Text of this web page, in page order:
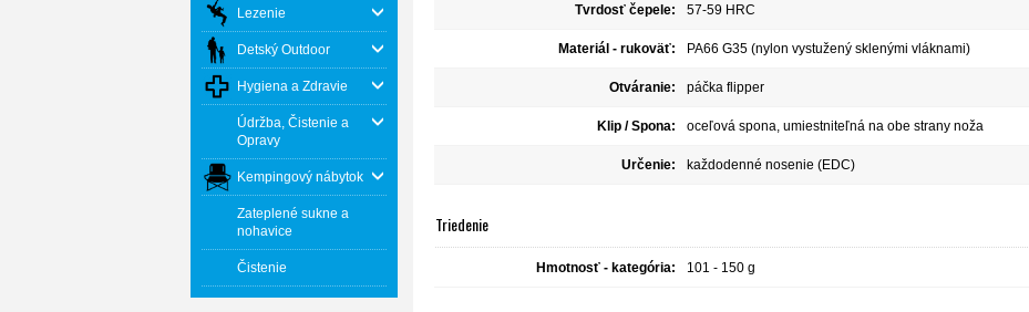
Lezenie
Detský Outdoor
Hygiena a Zdravie
Údržba, Čistenie a
Opravy
Kempingový nábytok
Zateplené sukne a
nohavice
Čistenie
Tvrdosť čepele: 57-59 HRC
Materiál - rukoväť: PA66 G35 (nylon vystužený sklenými vláknami)
Otváranie: páčka flipper
Klip / Spona: oceľová spona, umiestniteľná na obe strany noža
Určenie: každodenné nosenie (EDC)
Triedenie
Hmotnosť - kategória: 101 - 150 g